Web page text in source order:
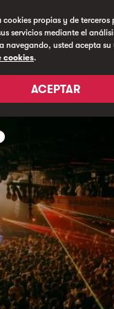
cookies propias y de terceros
servicios mediante el
navegando, usted acepta su
cookies.
ACEPTAR